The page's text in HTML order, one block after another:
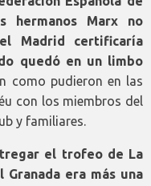
hermanos Marx no
Madrid certificaría
quedó en un limbo
como pudieron en las
con los miembros del
y familiares.
el trofeo de La
era más una